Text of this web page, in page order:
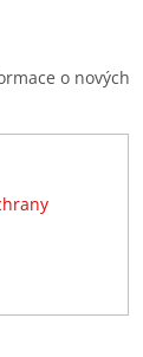
o nových